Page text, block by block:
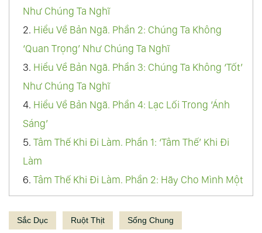
Như Chúng Ta Nghĩ
2. Hiểu Về Bản Ngã. Phần 2: Chúng Ta Không
‘Quan Trọng’ Như Chúng Ta Nghĩ
3. Hiểu Về Bản Ngã. Phần 3: Chúng Ta Không ‘Tốt’
Như Chúng Ta Nghĩ
4. Hiểu Về Bản Ngã. Phần 4: Lạc Lối Trong ‘Ánh
Sáng’
5. Tâm Thế Khi Đi Làm. Phần 1: ‘Tâm Thế’ Khi Đi
Làm
6. Tâm Thế Khi Đi Làm. Phần 2: Hãy Cho Mình Một
Đường Lui
7. Tâm Thế Khi Đi Làm. Phần 3: Làm Sao Để Người
Sắc Dục Ruột Thịt Sống Chung